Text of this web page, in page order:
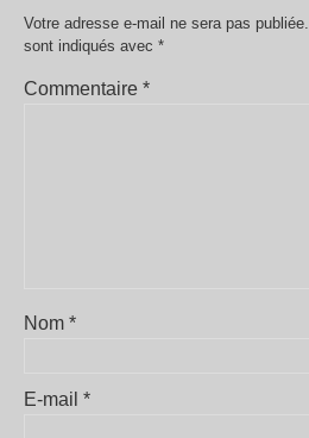
Votre adresse e-mail ne sera pas publiée.
sont indiqués avec *
Commentaire *
Nom *
E-mail *